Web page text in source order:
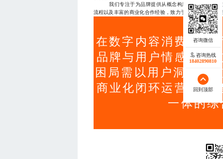
我们专注于为品牌提供从概念构思到全链路落地的
流程以及丰富的商业化合作经验，致力于打造兼具情感
在数字内容消费升温
品牌与用户情感连接
困局需以用户洞察为
商业化闭环运营，构
一体的
咨询热线
18402890810
回到顶部